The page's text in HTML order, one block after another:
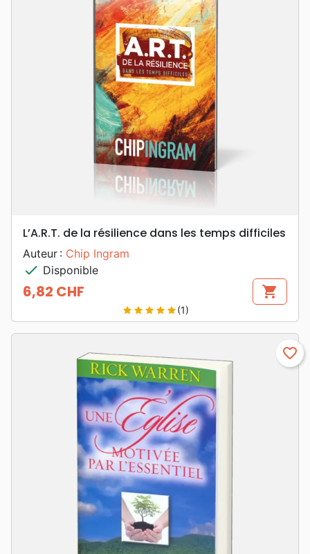
L’A.R.T. de la résilience dans les temps difficiles
Auteur : Chip Ingram
check Disponible
Prix
6,82 CHF shopping_cart
star star star star star(1)
favorite_border